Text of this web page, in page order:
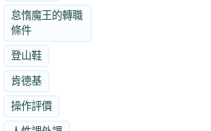
怠惰魔王的轉職
條件
登山鞋
肯德基
操作評價